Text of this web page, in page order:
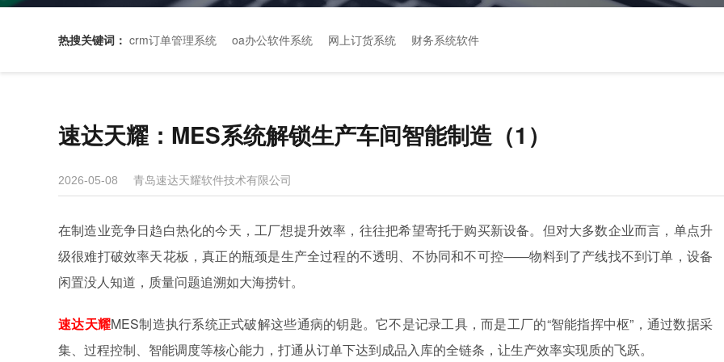
热搜关键词： crm订单管理系统 oa办公软件系统 网上订货系统 财务系统软件
速达天耀：MES系统解锁生产车间智能制造（1）
2026-05-08 青岛速达天耀软件技术有限公司
在制造业竞争日趋白热化的今天，工厂想提升效率，往往把希望寄托于购买新设备。但对大多数企业而言，单点升
级很难打破效率天花板，真正的瓶颈是生产全过程的不透明、不协同和不可控——物料到了产线找不到订单，设备
闲置没人知道，质量问题追溯如大海捞针。
速达天耀MES制造执行系统正式破解这些通病的钥匙。它不是记录工具，而是工厂的“智能指挥中枢”，通过数据采
集、过程控制、智能调度等核心能力，打通从订单下达到成品入库的全链条，让生产效率实现质的飞跃。